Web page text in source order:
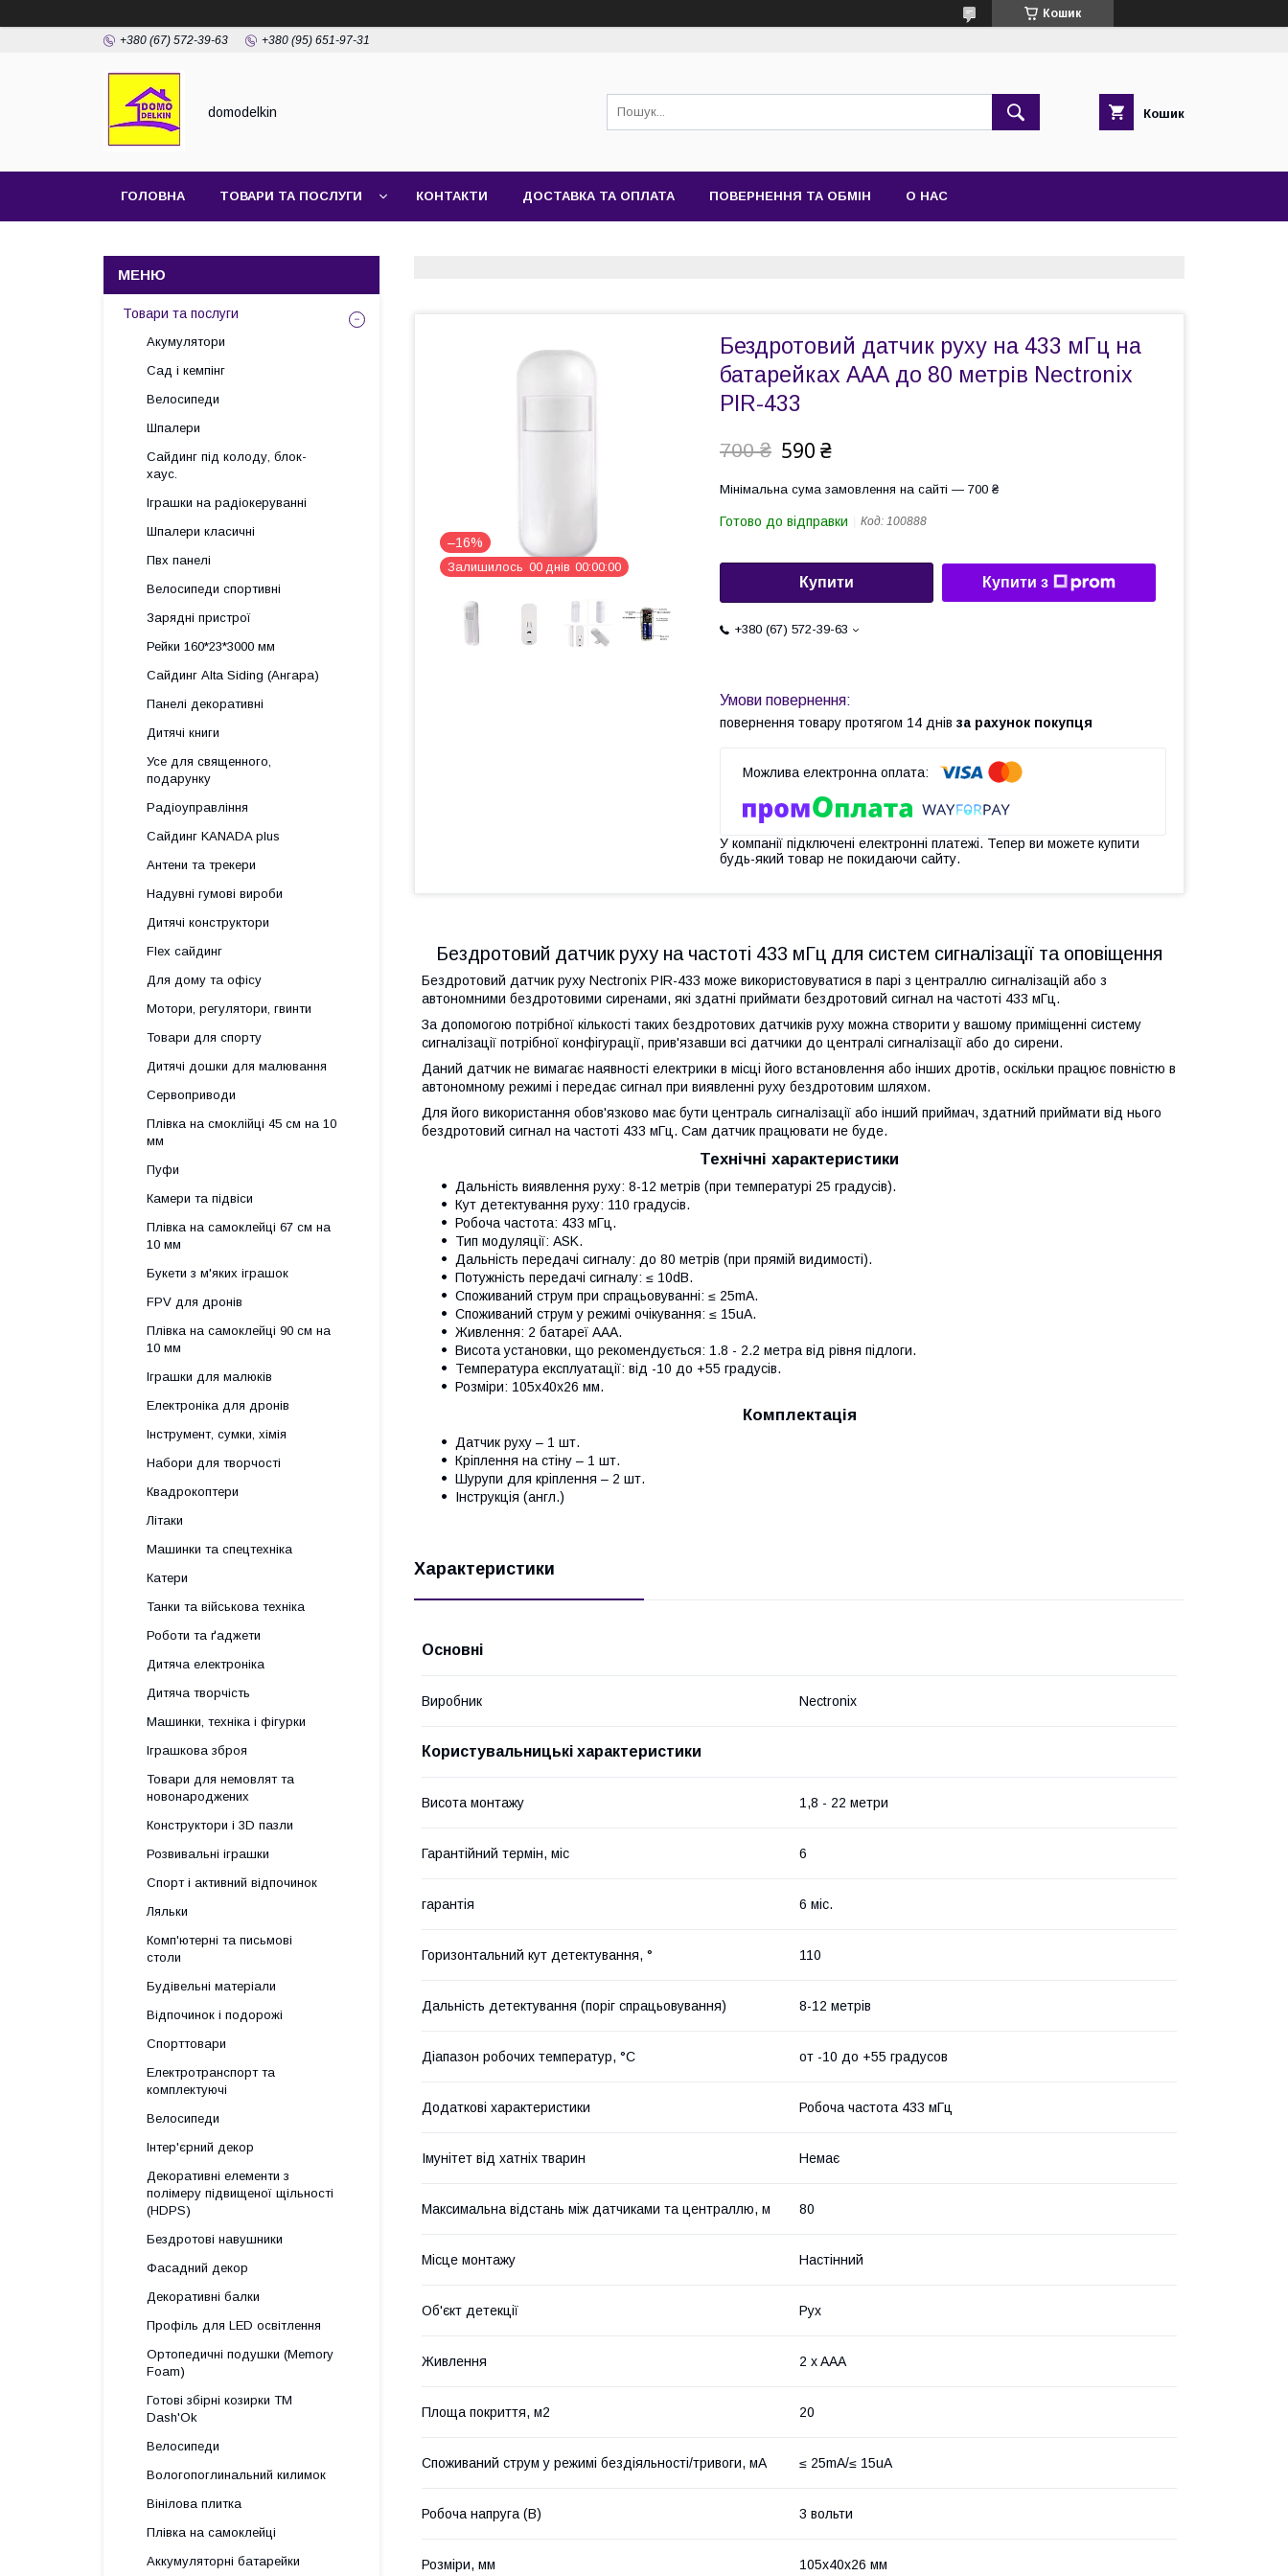
Кошик
+380 (67) 572-39-63 +380 (95) 651-97-31
domodelkin Кошик
ГОЛОВНА ТОВАРИ ТА ПОСЛУГИ КОНТАКТИ ДОСТАВКА ТА ОПЛАТА ПОВЕРНЕННЯ ТА ОБМІН О НАС
–16%
Залишилось 00 днів 00 00 00
Бездротовий датчик руху на 433 мГц на
батарейках ААА до 80 метрів Nectronix
PIR-433
700 ₴ 590 ₴
Мінімальна сума замовлення на сайті — 700 ₴
Готово до відправки Код: 100888
Купити Купити з
+380 (67) 572-39-63
повернення товару протягом 14 днів за рахунок покупця
У компанії підключені електронні платежі. Тепер ви можете купити
будь-який товар не покидаючи сайту.
Бездротовий датчик руху на частоті 433 мГц для систем сигналізації та оповіщення
Бездротовий датчик руху Nectronix PIR-433 може використовуватися в парі з централлю сигналізацій або з
автономними бездротовими сиренами, які здатні приймати бездротовий сигнал на частоті 433 мГц.
За допомогою потрібної кількості таких бездротових датчиків руху можна створити у вашому приміщенні систему
сигналізації потрібної конфігурації, прив'язавши всі датчики до централі сигналізації або до сирени.
Даний датчик не вимагає наявності електрики в місці його встановлення або інших дротів, оскільки працює повністю в
автономному режимі і передає сигнал при виявленні руху бездротовим шляхом.
Для його використання обов'язково має бути централь сигналізації або інший приймач, здатний приймати від нього
бездротовий сигнал на частоті 433 мГц. Сам датчик працювати не буде.
Технічні характеристики
Дальність виявлення руху: 8-12 метрів (при температурі 25 градусів).
Кут детектування руху: 110 градусів.
Робоча частота: 433 мГц.
Тип модуляції: ASK.
Дальність передачі сигналу: до 80 метрів (при прямій видимості).
Потужність передачі сигналу: ≤ 10dB.
Споживаний струм при спрацьовуванні: ≤ 25mA.
Споживаний струм у режимі очікування: ≤ 15uA.
Живлення: 2 батареї ААА.
Висота установки, що рекомендується: 1.8 - 2.2 метра від рівня підлоги.
Температура експлуатації: від -10 до +55 градусів.
Розміри: 105x40x26 мм.
Комплектація
Датчик руху – 1 шт.
Кріплення на стіну – 1 шт.
Шурупи для кріплення – 2 шт.
Інструкція (англ.)
Характеристики
Основні
Виробник Nectronix
Користувальницькі характеристики
Висота монтажу 1,8 - 22 метри
Гарантійний термін, міс 6
гарантія 6 міс.
Горизонтальний кут детектування, ° 110
Дальність детектування (поріг спрацьовування) 8-12 метрів
Діапазон робочих температур, °C от -10 до +55 градусов
Додаткові характеристики Робоча частота 433 мГц
Імунітет від хатніх тварин Немає
Максимальна відстань між датчиками та централлю, м 80
Місце монтажу Настінний
Об'єкт детекції Рух
Живлення 2 x AAA
Площа покриття, м2 20
Споживаний струм у режимі бездіяльності/тривоги, мА ≤ 25mA/≤ 15uA
Робоча напруга (В) 3 вольти
Розміри, мм 105x40x26 мм
Товари та послуги
Акумулятори
Сад і кемпінг
Велосипеди
Шпалери
Сайдинг під колоду, блок-
хаус.
Іграшки на радіокеруванні
Шпалери класичні
Пвх панелі
Велосипеди спортивні
Зарядні пристрої
Рейки 160*23*3000 мм
Сайдинг Alta Siding (Ангара)
Панелі декоративні
Дитячі книги
Усе для священного,
подарунку
Радіоуправління
Сайдинг KANADA plus
Антени та трекери
Надувні гумові вироби
Дитячі конструктори
Flex сайдинг
Для дому та офісу
Мотори, регулятори, гвинти
Товари для спорту
Дитячі дошки для малювання
Сервоприводи
Плівка на смоклійці 45 см на 10
мм
Пуфи
Камери та підвіси
Плівка на самоклейці 67 см на
10 мм
Букети з м'яких іграшок
FPV для дронів
Плівка на самоклейці 90 см на
10 мм
Іграшки для малюків
Електроніка для дронів
Інструмент, сумки, хімія
Набори для творчості
Квадрокоптери
Літаки
Машинки та спецтехніка
Катери
Танки та військова техніка
Роботи та ґаджети
Дитяча електроніка
Дитяча творчість
Машинки, техніка і фігурки
Іграшкова зброя
Товари для немовлят та
новонароджених
Конструктори і 3D пазли
Розвивальні іграшки
Спорт і активний відпочинок
Ляльки
Комп'ютерні та письмові
столи
Будівельні матеріали
Відпочинок і подорожі
Спорттовари
Електротранспорт та
комплектуючі
Велосипеди
Інтер'єрний декор
Декоративні елементи з
полімеру підвищеної щільності
(HDPS)
Бездротові навушники
Фасадний декор
Декоративні балки
Профіль для LED освітлення
Ортопедичні подушки (Memory
Foam)
Готові збірні козирки ТМ
Dash'Ok
Велосипеди
Вологопоглинальний килимок
Вінілова плитка
Плівка на самоклейці
Аккумуляторні батарейки